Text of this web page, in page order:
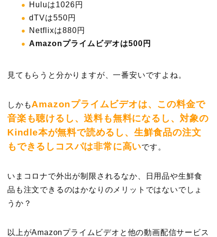
Huluは1026円
dTVは550円
Netflixは880円
Amazonプライムビデオは500円
見てもらうと分かりますが、一番安いですよね。
しかもAmazonプライムビデオは、この料金で
音楽も聴けるし、送料も無料になるし、対象の
Kindle本が無料で読めるし、生鮮食品の注文
もできるしコスパは非常に高いです。
いまコロナで外出が制限されるなか、日用品や生鮮食
品も注文できるのはかなりのメリットではないでしょ
うか？
以上がAmazonプライムビデオと他の動画配信サービス